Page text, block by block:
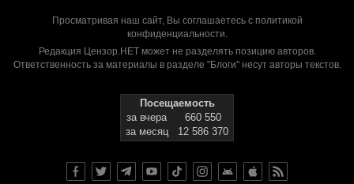
Просматривая наш сайт, Вы соглашаетесь с политикой
конфиденциальности.
Редакция Цензор.НЕТ может не разделять позицию авторов.
Ответственность за материалы в разделе "Блоги" несут авторы текстов.
Посещаемость
за вчера
660 550
за месяц
12 586 370